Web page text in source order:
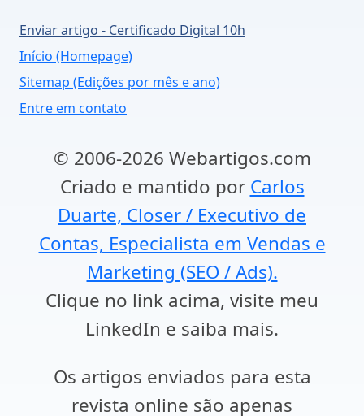
Enviar artigo - Certificado Digital 10h
Início (Homepage)
Sitemap (Edições por mês e ano)
Entre em contato
© 2006-2026 Webartigos.com
Criado e mantido por Carlos
Duarte, Closer / Executivo de
Contas, Especialista em Vendas e
Marketing (SEO / Ads).
Clique no link acima, visite meu
LinkedIn e saiba mais.
Os artigos enviados para esta
revista online são apenas